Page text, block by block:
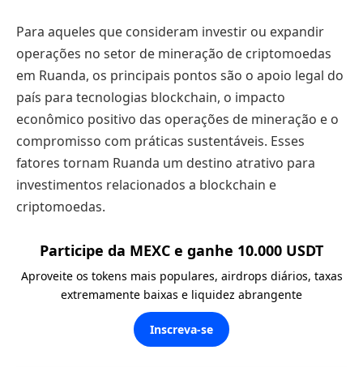
Para aqueles que consideram investir ou expandir
operações no setor de mineração de criptomoedas
em Ruanda, os principais pontos são o apoio legal do
país para tecnologias blockchain, o impacto
econômico positivo das operações de mineração e o
compromisso com práticas sustentáveis. Esses
fatores tornam Ruanda um destino atrativo para
investimentos relacionados a blockchain e
criptomoedas.
Participe da MEXC e ganhe 10.000 USDT
Aproveite os tokens mais populares, airdrops diários, taxas
extremamente baixas e liquidez abrangente
Inscreva-se